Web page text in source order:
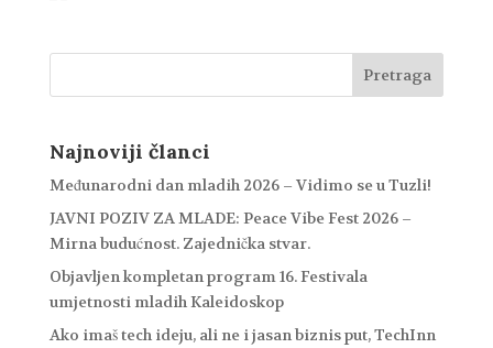
Najnoviji članci
Međunarodni dan mladih 2026 – Vidimo se u Tuzli!
JAVNI POZIV ZA MLADE: Peace Vibe Fest 2026 –
Mirna budućnost. Zajednička stvar.
Objavljen kompletan program 16. Festivala
umjetnosti mladih Kaleidoskop
Ako imaš tech ideju, ali ne i jasan biznis put, TechInn